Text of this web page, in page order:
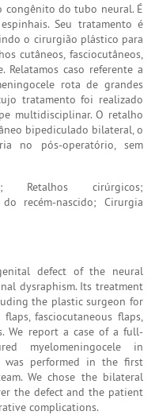
congênito do tubo neural. É
Seu tratamento é
o cirurgião plástico para
cutâneos, fasciocutâneos,
Relatamos caso referente a
rota de grandes
tratamento foi realizado
multidisciplinar. O retalho
bipediculado bilateral, o
no pós-operatório, sem
Retalhos cirúrgicos;
recém-nascido; Cirurgia
defect of the neural
dysraphism. Its treatment
the plastic surgeon for
fasciocutaneous flaps,
We report a case of a full-
myelomeningocele in
was performed in the first
We chose the bilateral
the defect and the patient
complications.